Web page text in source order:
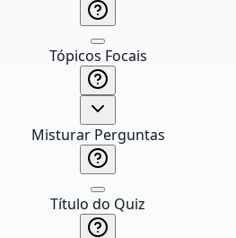
Tópicos Focais
Misturar Perguntas
Título do Quiz